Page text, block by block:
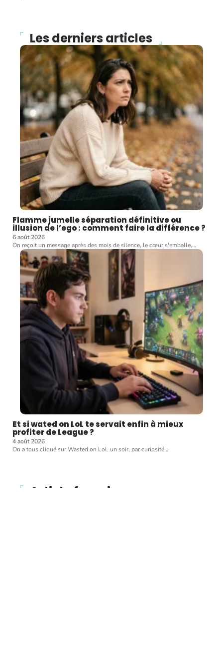
Les derniers articles
Flamme jumelle séparation définitive ou
illusion de l’ego : comment faire la différence ?
6 août 2026
On reçoit un message après des mois de silence, le cœur s'emballe,…
Et si wated on LoL te servait enfin à mieux
profiter de League ?
4 août 2026
On a tous cliqué sur Wasted on LoL un soir, par curiosité…
Article favori